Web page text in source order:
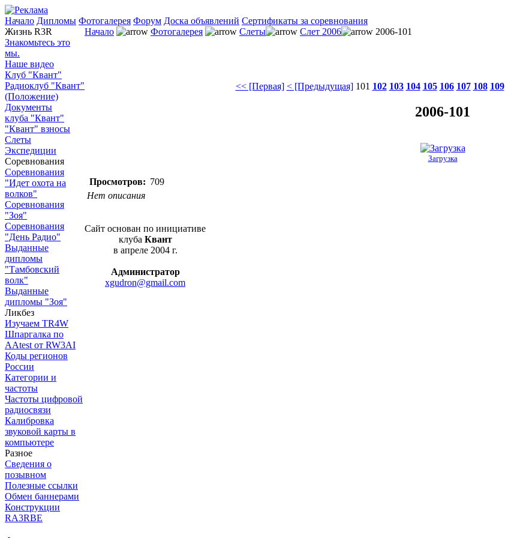
Начало Дипломы Фотогалерея Форум Доска объявлений Сертификаты за соревнования
Жизнь R3R
Знакомьтесь это
мы.
Наше видео
Клуб "Квант"
Радиоклуб "Квант"
(Положение)
Документы
клуба "Квант"
"Квант" взносы
Слеты
Экспедиции
Соревнования
Соревнования
"Идет охота на
волков"
Соревнования
"Зоя"
Соревнования
"День Радио"
Выданные
дипломы
"Тамбовский
волк"
Выданные
дипломы "Зоя"
Ликбез
Изучаем TR4W
Шпаргалка по
AAtest от RW3AI
Коды регионов
России
Категории и
частоты
Частоты цифровой
радиосвязи
Калибровка
звуковой карты в
компьютере
Разное
Сведения о
позывном
Полезные ссылки
Обмен баннерами
Конструкции
RA3RBE
Начало Фотогалерея Слеты Слет 2006 2006-101
<< [Первая] < [Предыдущая] 101 102 103 104 105 106 107 108 109
2006-101
Загрузка
Просмотров: 709
Нет описания
Сайт основан по инициативе
клуба Квант
в апреле 2004 г.
Администратор
xgudron@gmail.com